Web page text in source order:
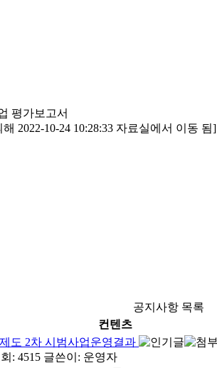
평가보고서
2022-10-24 10:28:33 자료실에서 이동 됨]
공지사항 목록
컨텐츠
도 2차 시범사업운영결과
: 4515 글쓴이: 운영자